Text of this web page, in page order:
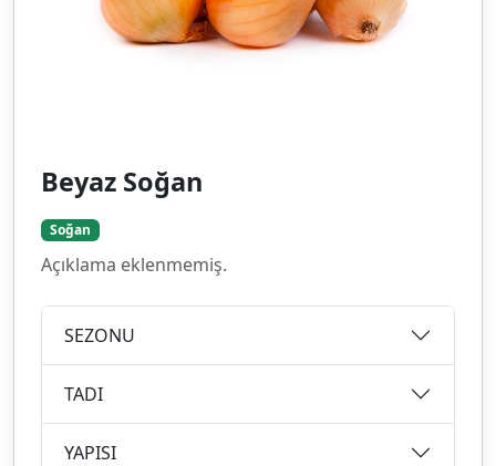
Beyaz Soğan
Soğan
Açıklama eklenmemiş.
SEZONU
TADI
YAPISI